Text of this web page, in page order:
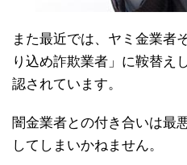
また最近では、ヤミ金業者
り込め詐欺業者」に鞍替え
認されています。
闇金業者との付き合いは最
してしまいかねません。